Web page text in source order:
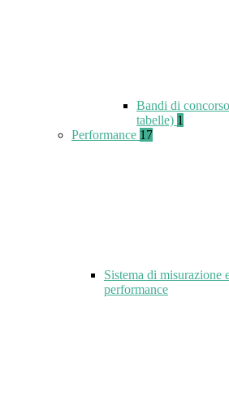
Bandi di
tabelle) 1
Performance 17
Sistema di misurazione
performance